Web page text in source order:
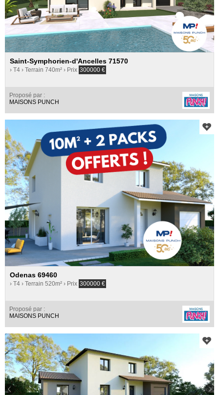
Saint-Symphorien-d'Ancelles 71570
› T4 › Terrain 740m² › Prix 300000 €
Proposé par :
MAISONS PUNCH
Odenas 69460
› T4 › Terrain 520m² › Prix 300000 €
Proposé par :
MAISONS PUNCH